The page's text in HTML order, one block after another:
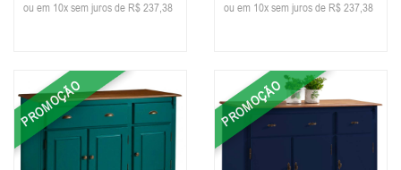
ou em 10x sem juros de R$ 237,38
ou em 10x sem juros de R$ 237,38
PROMOÇÃO PROMOÇÃO